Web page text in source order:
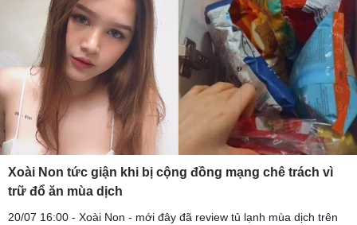
Xoài Non tức giận khi bị cộng đồng mạng chê trách vì
trữ đổ ăn mùa dịch
20/07 16:00 - Xoài Non - mới đây đã review tủ lạnh mùa dịch trên